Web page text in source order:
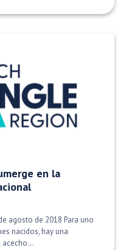
en la
agosto de 2018 Para uno
nacidos, hay una